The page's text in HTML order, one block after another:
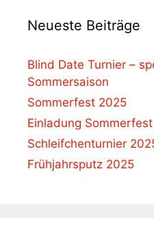
Neueste Beiträge
Blind Date Turnier –
Sommersaison
Sommerfest 2025
Einladung Sommerfest
Schleifchenturnier
Frühjahrsputz 2025